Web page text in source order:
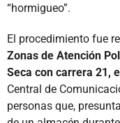
“hormigueo”.
El procedimiento fue
Zonas de Atención
Seca con carrera 21,
Central de
personas que,